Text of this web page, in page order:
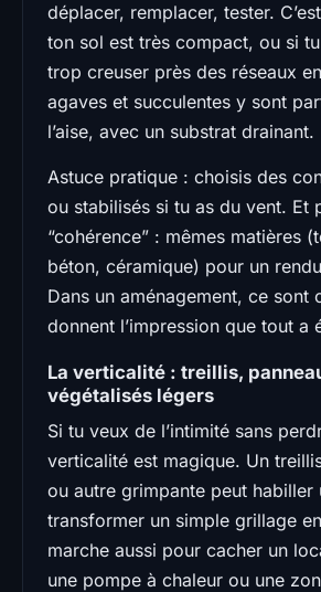
déplacer, remplacer, tester.
ton sol est très compact, ou si
trop creuser près des réseaux
agaves et succulentes y sont
l’aise, avec un substrat drainant.
Astuce pratique : choisis des
ou stabilisés si tu as du vent. Et
“cohérence” : mêmes matières
béton, céramique) pour un
Dans un aménagement, ce sont
donnent l’impression que tout a
La verticalité : treillis,
végétalisés légers
Si tu veux de l’intimité sans
verticalité est magique. Un
ou autre grimpante peut habiller
transformer un simple grillage
marche aussi pour cacher un
une pompe à chaleur ou une